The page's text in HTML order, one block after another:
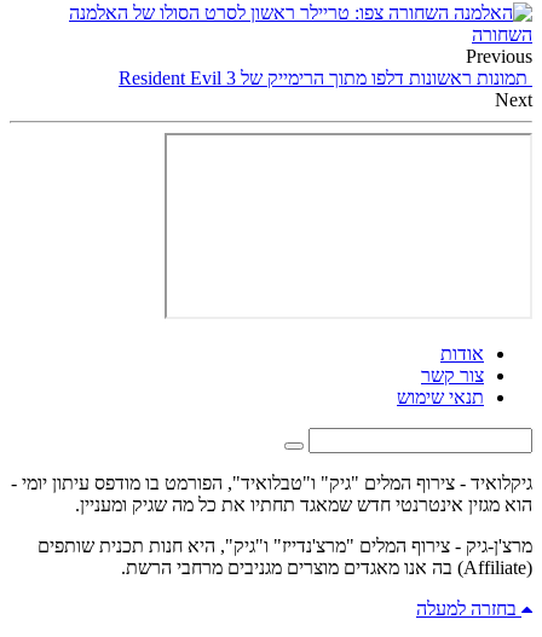
צפו: טריילר ראשון לסרט הסולו של האלמנה
השחורה
Previous
תמונות ראשונות דלפו מתוך הרימייק של Resident Evil 3
Next
אודות
צור קשר
תנאי שימוש
גיקלואיד - צירוף המלים "גיק" ו"טבלואיד", הפורמט בו מודפס עיתון יומי -
הוא מגזין אינטרנטי חדש שמאגד תחתיו את כל מה שגיק ומעניין.
מרצ'ן-גיק - צירוף המלים "מרצ'נדייז" ו"גיק", היא חנות תכנית שותפים
(Affiliate) בה אנו מאגדים מוצרים מגניבים מרחבי הרשת.
בחזרה למעלה